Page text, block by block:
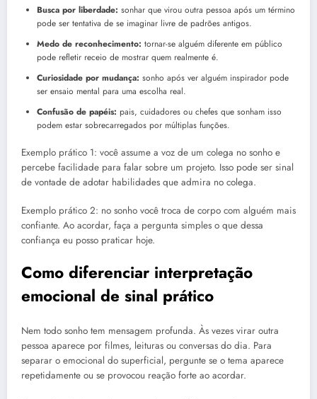
Busca por liberdade: sonhar que virou outra pessoa após um término
pode ser tentativa de se imaginar livre de padrões antigos.
Medo de reconhecimento: tornar-se alguém diferente em público
pode refletir receio de mostrar quem realmente é.
Curiosidade por mudança: sonho após ver alguém inspirador pode
ser ensaio mental para uma escolha real.
Confusão de papéis: pais, cuidadores ou chefes que sonham isso
podem estar sobrecarregados por múltiplas funções.
Exemplo prático 1: você assume a voz de um colega no sonho e
percebe facilidade para falar sobre um projeto. Isso pode ser sinal
de vontade de adotar habilidades que admira no colega.
Exemplo prático 2: no sonho você troca de corpo com alguém mais
confiante. Ao acordar, faça a pergunta simples o que dessa
confiança eu posso praticar hoje.
Como diferenciar interpretação
emocional de sinal prático
Nem todo sonho tem mensagem profunda. Às vezes virar outra
pessoa aparece por filmes, leituras ou conversas do dia. Para
separar o emocional do superficial, pergunte se o tema aparece
repetidamente ou se provocou reação forte ao acordar.